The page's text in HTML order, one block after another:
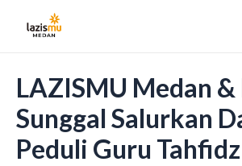
LAZISMU Medan &
Sunggal Salurkan
Peduli Guru Tahfidz
navigation